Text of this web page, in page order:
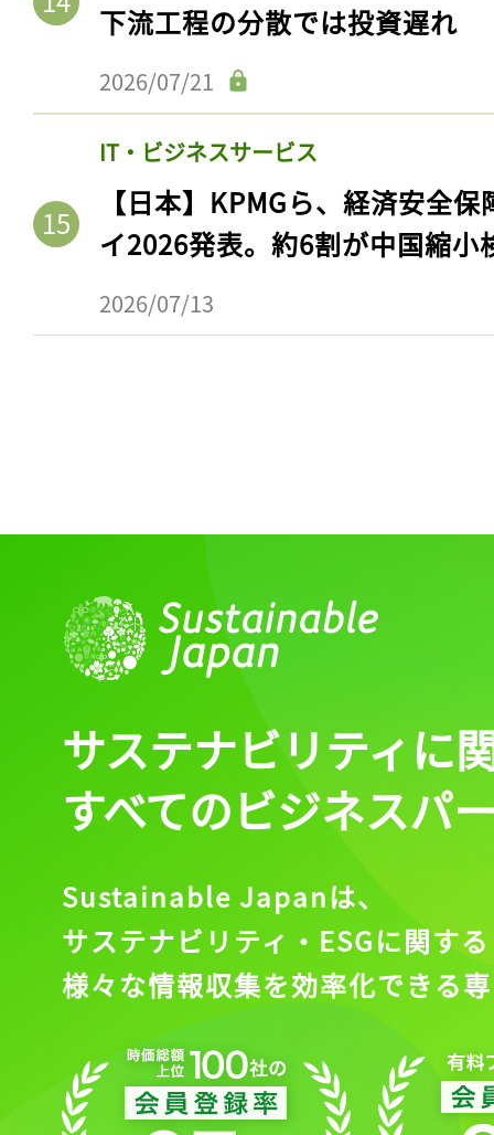
下流工程の分散では投資遅れ
2026/07/21
IT・ビジネスサービス
【日本】KPMGら、経済安全
イ2026発表。約6割が中国縮小
2026/07/13
サステナビリティに
すべてのビジネスパ
Sustainable Japanは、
サステナビリティ・ESGに関する
様々な情報収集を効率化できる